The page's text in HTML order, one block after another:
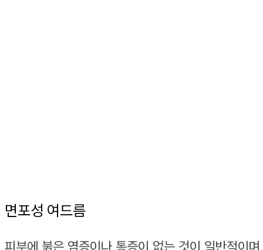
면포성 여드름
피부에 붉은 염증이나 통증이 없는 것이 일반적이며